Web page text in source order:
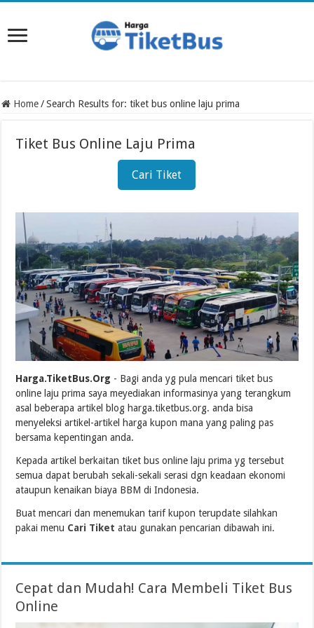
Home / Search Results for: tiket bus online laju prima
Tiket Bus Online Laju Prima
Cari Tiket
Harga.TiketBus.Org - Bagi anda yg pula mencari tiket bus
online laju prima saya meyediakan informasinya yang terangkum
asal beberapa artikel blog harga.tiketbus.org. anda bisa
menyeleksi artikel-artikel harga kupon mana yang paling pas
bersama kepentingan anda.
Kepada artikel berkaitan tiket bus online laju prima yg tersebut
semua dapat berubah sekali-sekali serasi dgn keadaan ekonomi
ataupun kenaikan biaya BBM di Indonesia.
Buat mencari dan menemukan tarif kupon terupdate silahkan
pakai menu Cari Tiket atau gunakan pencarian dibawah ini.
Cepat dan Mudah! Cara Membeli Tiket Bus
Online